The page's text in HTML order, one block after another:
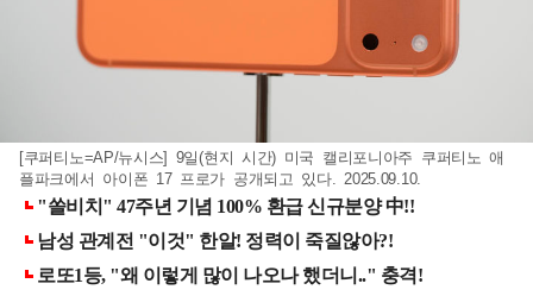
[쿠퍼티노=AP/뉴시스] 9일(현지 시간) 미국 캘리포니아주 쿠퍼티노 애
플파크에서 아이폰 17 프로가 공개되고 있다. 2025.09.10.